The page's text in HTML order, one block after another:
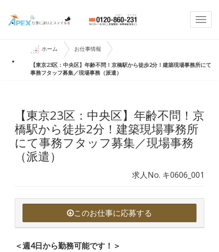
ホーム お仕事情報
【東京23区：中央区】年齢不問！京橋駅から徒歩2分！建築現場事務所にて
事務フタッフ募集／現場事務（派遣）
【東京23区：中央区】年齢不問！京
橋駅から徒歩2分！建築現場事務所
にて事務フタッフ募集／現場事務
（派遣）
求人No. キ0606_001
このお仕事に応募する
＜週4日から勤務可能です！＞